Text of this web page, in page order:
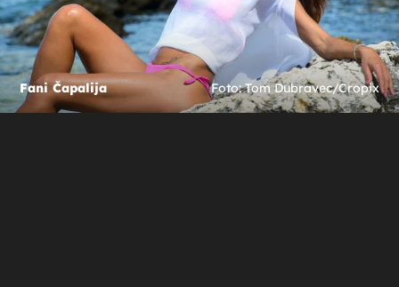
Fani Čapalija Foto: Tom Dubravec/Cropix